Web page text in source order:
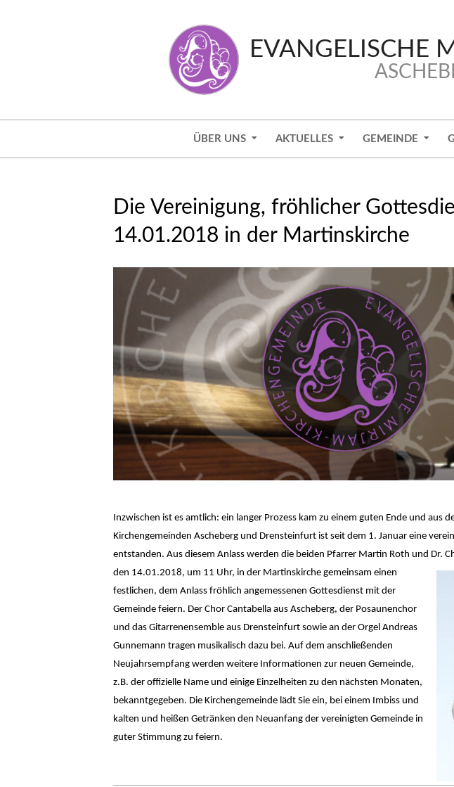
EVANGELISCHE
ÜBER UNS AKTUELLES GEMEINDE
Die Vereinigung, fröhlicher
14.01.2018 in der Martinskirche
Inzwischen ist es amtlich: ein langer Prozess kam zu einem guten Ende und aus
Kirchengemeinden Ascheberg und Drensteinfurt ist seit dem 1. Januar eine
entstanden. Aus diesem Anlass werden die beiden Pfarrer Martin Roth und Dr.
den 14.01.2018, um 11 Uhr, in der Martinskirche gemeinsam einen
festlichen, dem Anlass fröhlich angemessenen Gottesdienst mit der
Gemeinde feiern. Der Chor Cantabella aus Ascheberg, der Posaunenchor
und das Gitarrenensemble aus Drensteinfurt sowie an der Orgel Andreas
Gunnemann tragen musikalisch dazu bei. Auf dem anschließenden
Neujahrsempfang werden weitere Informationen zur neuen Gemeinde,
z.B. der offizielle Name und einige Einzelheiten zu den nächsten Monaten,
bekanntgegeben. Die Kirchengemeinde lädt Sie ein, bei einem Imbiss und
kalten und heißen Getränken den Neuanfang der vereinigten Gemeinde in
guter Stimmung zu feiern.